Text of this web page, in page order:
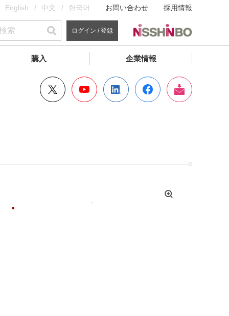
English 中文 한국어 お問い合わせ 採用情報
ログイン / 登録
購入 企業情報
拡